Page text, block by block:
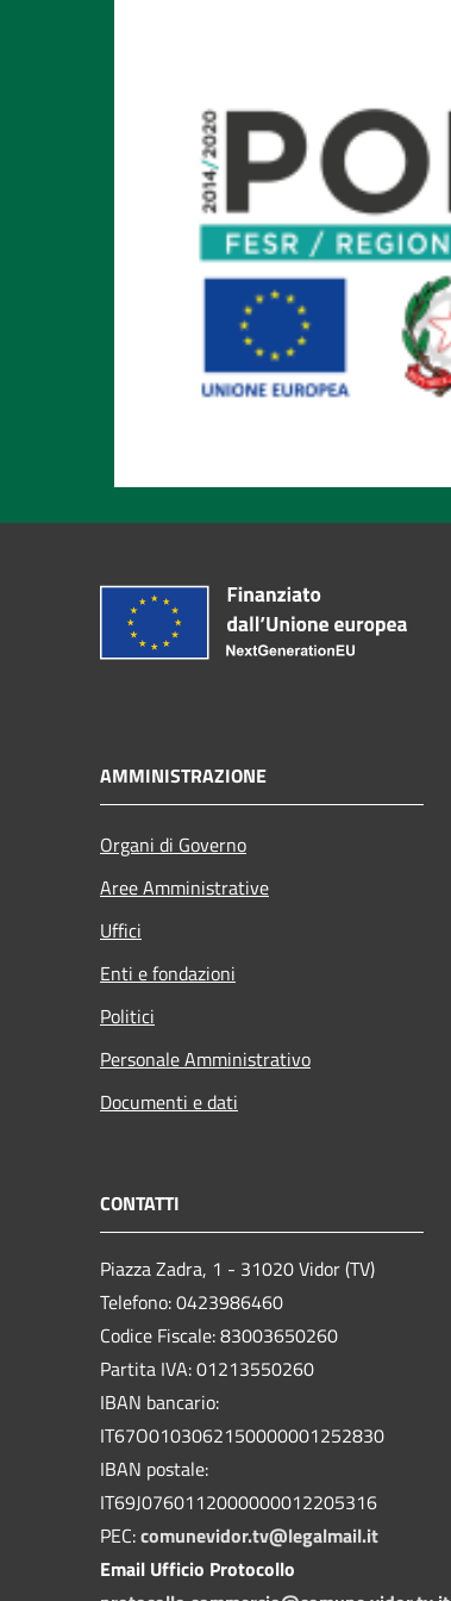
AMMINISTRAZIONE
Organi di Governo
Aree Amministrative
Uffici
Enti e fondazioni
Politici
Personale Amministrativo
Documenti e dati
CONTATTI
Piazza Zadra, 1 - 31020 Vidor (TV)
Telefono: 0423986460
Codice Fiscale: 83003650260
Partita IVA: 01213550260
IBAN bancario:
IT67O0103062150000001252830
IBAN postale:
IT69J0760112000000012205316
PEC:comunevidor.tv@legalmail.it
Email Ufficio Protocollo